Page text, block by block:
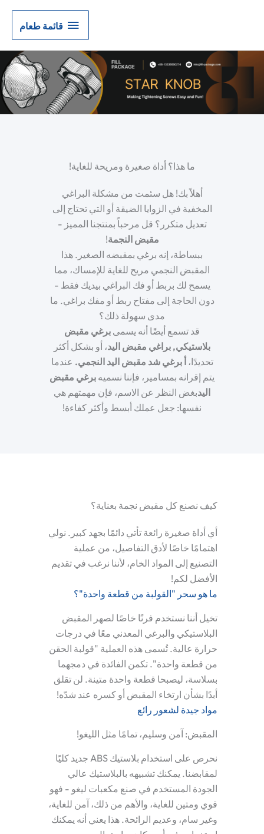
قائمة
طعام
قائمة طعام
ما هذا؟ أداة صغيرة ومريحة للغاية!
أهلاً بك! هل سئمت من مشكلة البراغي
المخفية في الزوايا الضيقة أو التي تحتاج إلى
تعديل متكرر؟ قل مرحباً بمنتجنا المميز -
مقبض النجمة!
ببساطة، إنه برغي بمقبضه الصغير. هذا
المقبض النجمي مريح للغاية للإمساك، مما
يسمح لك بربط أو فك البراغي بيديك فقط -
دون الحاجة إلى مفتاح ربط أو مفك براغي. ما
مدى سهولة ذلك؟
قد تسمع أيضًا أنه يسمى برغي مقبض
بلاستيكي, براغي مقبض اليد، أو بشكل أكثر
تحديدًا، أبرغي شد مقبض اليد النجمي. عندما
يتم إقرانه بمسامير، فإننا نسميه برغي مقبض
اليدبغض النظر عن الاسم، فإن مهمتهم هي
نفسها: جعل عملك أبسط وأكثر كفاءة!
كيف نصنع كل مقبض نجمة بعناية؟
أي أداة صغيرة رائعة تأتي دائمًا بجهد كبير. نولي
اهتمامًا خاصًا لأدق التفاصيل، من عملية
التصنيع إلى المواد الخام، لأننا نرغب في تقديم
الأفضل لكم!
ما هو سحر "القولبة من قطعة واحدة"؟
تخيل أننا نستخدم فرنًا خاصًا لصهر المقبض
البلاستيكي والبرغي المعدني معًا في درجات
حرارة عالية. تُسمى هذه العملية "قولبة الحقن
من قطعة واحدة". تكمن الفائدة في دمجهما
بسلاسة، ليصبحا قطعة واحدة متينة. لن تقلق
أبدًا بشأن ارتخاء المقبض أو كسره عند شدّه!
مواد جيدة لشعور رائع
المقبض: آمن وسليم، تمامًا مثل الليغو!
نحرص على استخدام بلاستيك ABS جديد كليًا
لمقابضنا. يمكنك تشبيهه بالبلاستيك عالي
الجودة المستخدم في صنع مكعبات ليغو - فهو
قوي ومتين للغاية، والأهم من ذلك، آمن للغاية،
وغير سام، وعديم الرائحة. هذا يعني أنه يمكنك